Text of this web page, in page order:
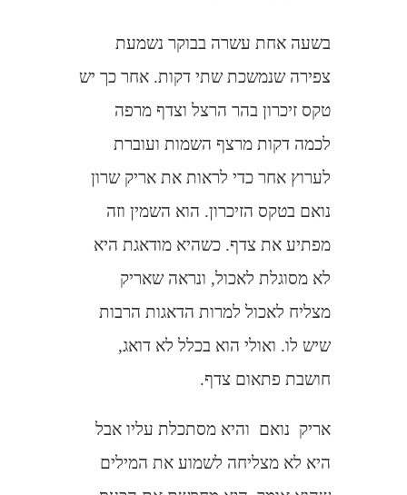
בשעה אחת עשרה בבוקר נשמעת
צפירה שנמשכת שתי דקות. אחר כך יש
טקס זיכרון בהר הרצל וצדף מרפה
לכמה דקות מרצף השמות ועוברת
לערוץ אחר כדי לראות את אריק שרון
נואם בטקס הזיכרון. הוא השמין וזה
מפתיע את צדף. כשהיא מודאגת היא
לא מסוגלת לאכול, ונראה שאריק
מצליח לאכול למרות הדאגות הרבות
שיש לו. ואולי הוא בכלל לא דואג,
חושבת פתאום צדף.
אריק נואם והיא מסתכלת עליו אבל
היא לא מצליחה לשמוע את המילים